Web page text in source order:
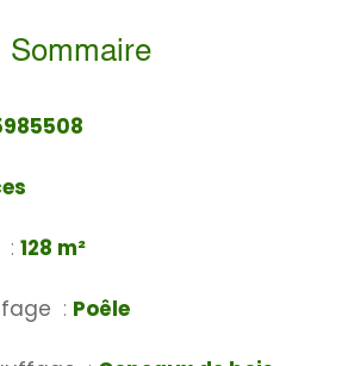
Sommaire
128 m²
Poêle